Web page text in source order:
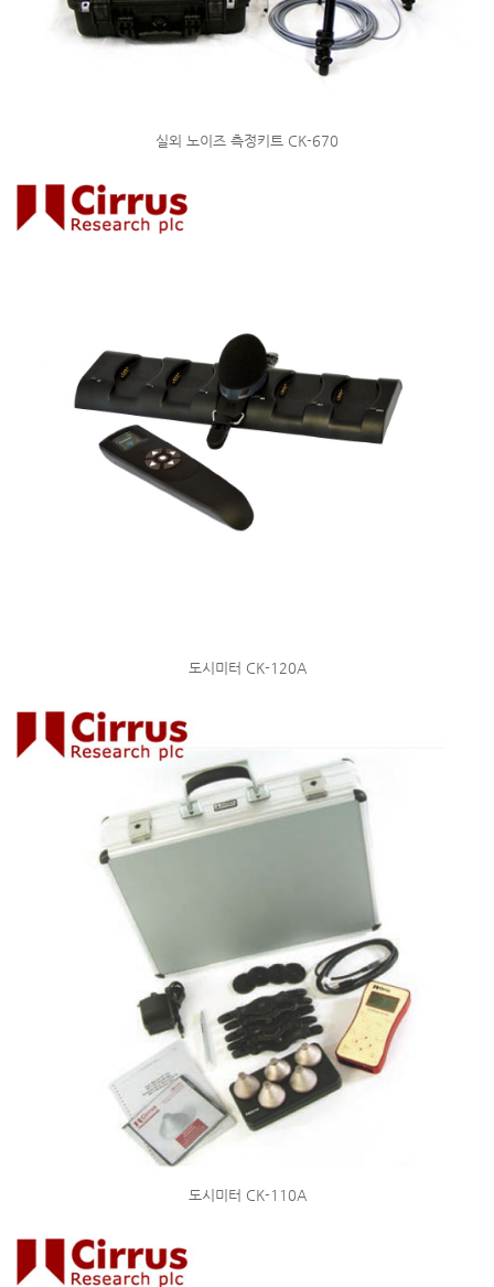
실외 노이즈 측정키트 CK-670
도시미터 CK-120A
도시미터 CK-110A